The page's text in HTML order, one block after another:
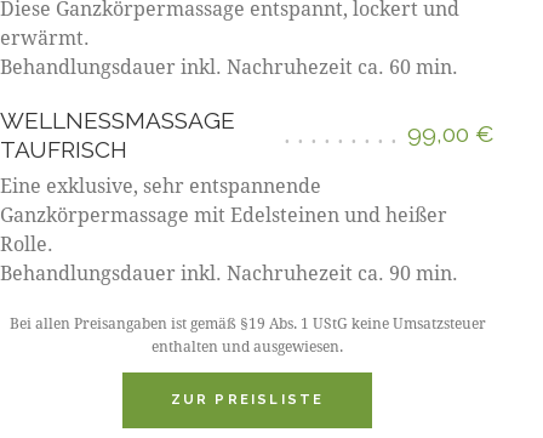
Diese Ganzkörpermassage entspannt, lockert und
erwärmt.
Behandlungsdauer inkl. Nachruhezeit ca. 60 min.
WELLNESSMASSAGE
TAUFRISCH
99,00 €
Eine exklusive, sehr entspannende
Ganzkörpermassage mit Edelsteinen und heißer
Rolle.
Behandlungsdauer inkl. Nachruhezeit ca. 90 min.
Bei allen Preisangaben ist gemäß §19 Abs. 1 UStG keine Umsatzsteuer
enthalten und ausgewiesen.
ZUR PREISLISTE